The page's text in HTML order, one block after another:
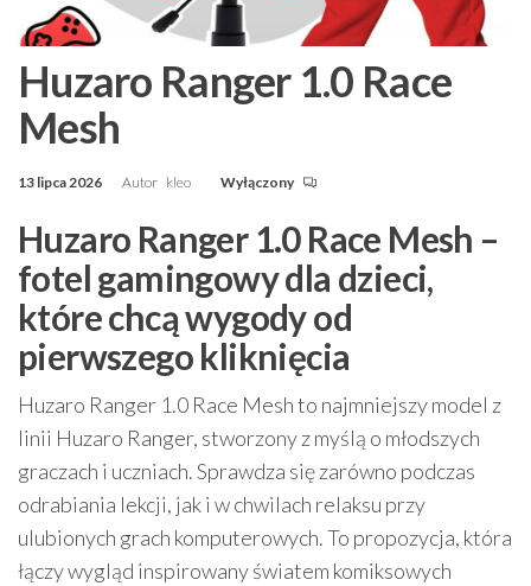
Huzaro Ranger 1.0 Race
Mesh
13 lipca 2026 Autor kleo Wyłączony
Huzaro Ranger 1.0 Race Mesh –
fotel gamingowy dla dzieci,
które chcą wygody od
pierwszego kliknięcia
Huzaro Ranger 1.0 Race Mesh to najmniejszy model z
linii Huzaro Ranger, stworzony z myślą o młodszych
graczach i uczniach. Sprawdza się zarówno podczas
odrabiania lekcji, jak i w chwilach relaksu przy
ulubionych grach komputerowych. To propozycja, która
łączy wygląd inspirowany światem komiksowych